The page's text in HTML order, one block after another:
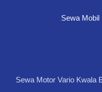
Sewa Mobil
Sewa Motor Vario Kwala